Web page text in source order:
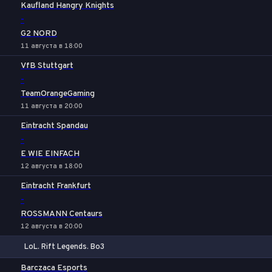
Kaufland Hangry Knights
-
G2 NORD
11 августа в 18:00
VfB Stuttgart
-
TeamOrangeGaming
11 августа в 20:00
Eintracht Spandau
-
E WIE EINFACH
12 августа в 18:00
Eintracht Frankfurt
-
ROSSMANN Centaurs
12 августа в 20:00
LoL. Rift Legends. Bo3
Barczaca Esports